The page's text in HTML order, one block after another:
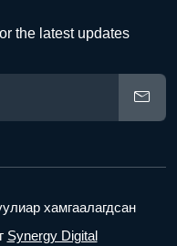
the latest updates
хамгаалагдсан
Synergy Digital